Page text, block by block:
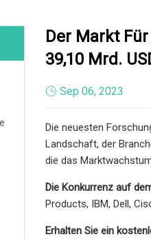
Der Markt
39,10 Mrd.
Sep 06, 2023
Die neuesten
Landschaft, der
die das
Die Konkurrenz auf
Products, IBM, Dell,
Erhalten Sie ein